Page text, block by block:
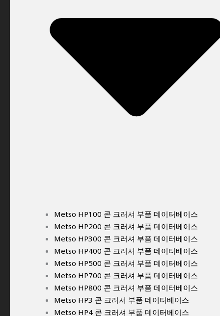
Metso HP100 콘 크러셔 부품 데이터베이스
Metso HP200 콘 크러셔 부품 데이터베이스
Metso HP300 콘 크러셔 부품 데이터베이스
Metso HP400 콘 크러셔 부품 데이터베이스
Metso HP500 콘 크러셔 부품 데이터베이스
Metso HP700 콘 크러셔 부품 데이터베이스
Metso HP800 콘 크러셔 부품 데이터베이스
Metso HP3 콘 크러셔 부품 데이터베이스
Metso HP4 콘 크러셔 부품 데이터베이스